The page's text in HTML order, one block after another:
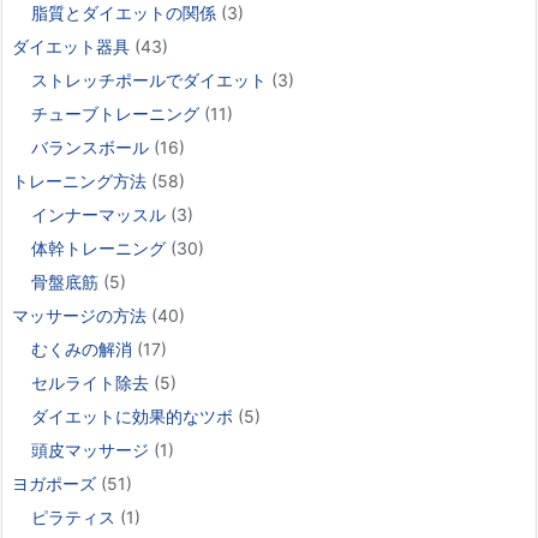
脂質とダイエットの関係 (3)
ダイエット器具 (43)
ストレッチポールでダイエット (3)
チューブトレーニング (11)
バランスボール (16)
トレーニング方法 (58)
インナーマッスル (3)
体幹トレーニング (30)
骨盤底筋 (5)
マッサージの方法 (40)
むくみの解消 (17)
セルライト除去 (5)
ダイエットに効果的なツボ (5)
頭皮マッサージ (1)
ヨガポーズ (51)
ピラティス (1)